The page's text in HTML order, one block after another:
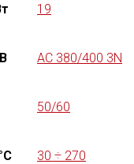
19
AC 380/400 3N
50/60
30 ÷ 270